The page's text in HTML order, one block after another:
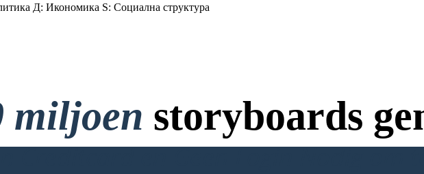
Д: Икономика S: Социална структура
miljoen storyboards
Creditcard en Geen Login Nodig om